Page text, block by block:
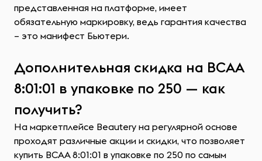
представленная на платформе, имеет
обязательную маркировку, ведь гарантия качества
– это манифест Бьютери.
Дополнительная скидка на ВСАА
8:01:01 в упаковке по 250 — как
получить?
На маркетплейсе Beautery на регулярной основе
проходят различные акции и скидки, что позволяет
купить ВСАА 8:01:01 в упаковке по 250 по самым